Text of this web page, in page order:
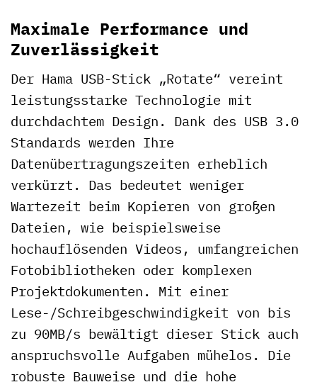
Maximale Performance und
Zuverlässigkeit
Der Hama USB-Stick „Rotate“ vereint
leistungsstarke Technologie mit
durchdachtem Design. Dank des USB 3.0
Standards werden Ihre
Datenübertragungszeiten erheblich
verkürzt. Das bedeutet weniger
Wartezeit beim Kopieren von großen
Dateien, wie beispielsweise
hochauflösenden Videos, umfangreichen
Fotobibliotheken oder komplexen
Projektdokumenten. Mit einer
Lese-/Schreibgeschwindigkeit von bis
zu 90MB/s bewältigt dieser Stick auch
anspruchsvolle Aufgaben mühelos. Die
robuste Bauweise und die hohe